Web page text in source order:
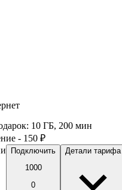
: 10 ГБ, 200 мин
- 150 ₽
Подключить
1000
0
Детали тарифа